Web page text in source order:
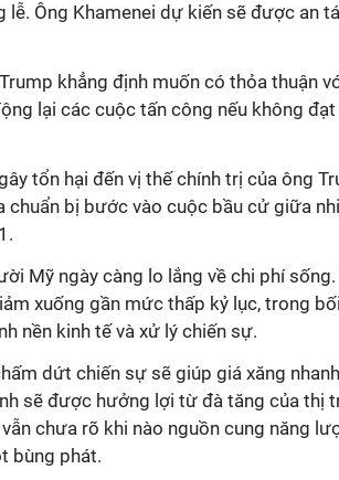
Ông Khamenei dự kiến ​​sẽ được an
khẳng định muốn có thỏa thuận
lại các cuộc tấn công nếu không
tổn hại đến vị thế chính trị của ông
chuẩn bị bước vào cuộc bầu cử giữa
Mỹ ngày càng lo lắng về chi phí sống.
xuống gần mức thấp kỷ lục, trong
nền kinh tế và xử lý chiến sự.
dứt chiến sự sẽ giúp giá xăng
sẽ được hưởng lợi từ đà tăng của thị
chưa rõ khi nào nguồn cung năng
bùng phát.